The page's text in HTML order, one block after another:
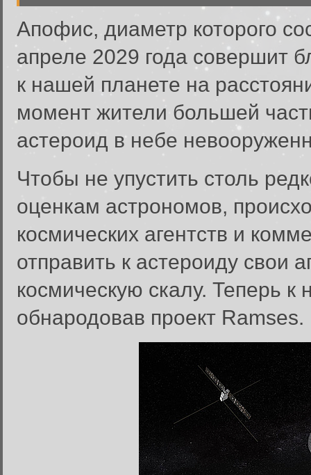
Апофис, диаметр которого
апреле 2029 года совершит
к нашей планете на
момент жители большей
астероид в небе
Чтобы не упустить столь
оценкам астрономов,
космических агентств и
отправить к астероиду свои
космическую скалу. Теперь
обнародовав проект Ramses.